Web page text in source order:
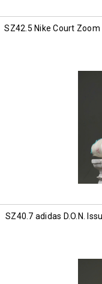
SZ42.5 Nike Court
SZ40.7 adidas D.O.N.